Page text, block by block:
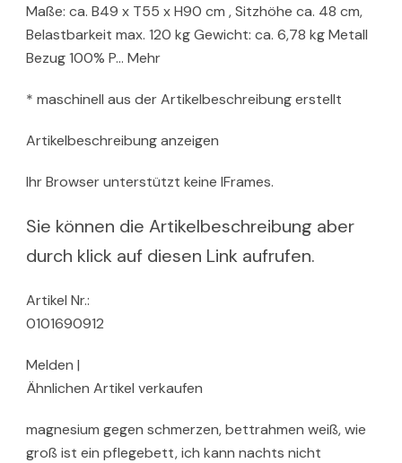
Maße: ca. B49 x T55 x H90 cm , Sitzhöhe ca. 48 cm,
Belastbarkeit max. 120 kg Gewicht: ca. 6,78 kg Metall
Bezug 100% P… Mehr
* maschinell aus der Artikelbeschreibung erstellt
Artikelbeschreibung anzeigen
Ihr Browser unterstützt keine IFrames.
Sie können die Artikelbeschreibung aber
durch klick auf diesen Link aufrufen.
Artikel Nr.:
0101690912
Melden |
Ähnlichen Artikel verkaufen
magnesium gegen schmerzen, bettrahmen weiß, wie
groß ist ein pflegebett, ich kann nachts nicht